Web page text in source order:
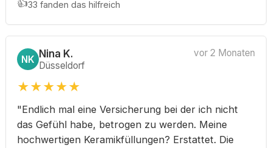
👍33 fanden das hilfreich
NK Nina K.
Düsseldorf
vor 2 Monaten
★★★★★
"Endlich mal eine Versicherung bei der ich nicht
das Gefühl habe, betrogen zu werden. Meine
hochwertigen Keramikfüllungen? Erstattet. Die